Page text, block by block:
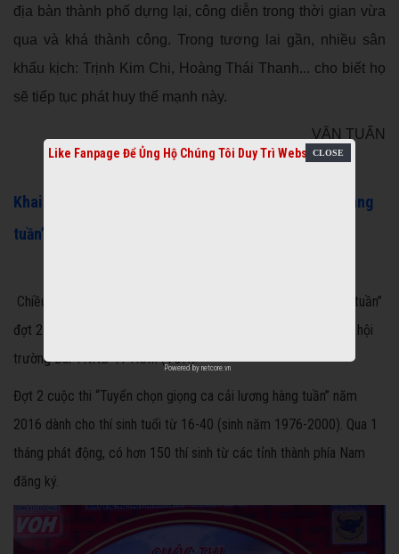
địa bàn thành phố dựng lại, công diễn trong thời gian vừa
qua và khá thành công. Trong tương lai gần, nhiều sân
khấu kịch: Trịnh Kim Chi, Hoàng Thái Thanh... cho biết họ
sẽ tiếp tục phát huy thế mạnh này.
VĂN TUẤN
Khai mạc cuộc thi "Tuyển chọn giọng ca cải lương hàng
tuần” đợt 2 năm 2016
Chiều nay 2/4, Cuộc thi “Tuyển chọn giọng ca cải lương hàng tuần”
đợt 2 năm 2016 khai mạc và thi diễn buổi Bán kết đầu tiên tại hội
trường Đài TNND TPHCM (VOH).
Đợt 2 cuộc thi “Tuyển chọn giọng ca cải lương hàng tuần” năm
2016 dành cho thí sinh tuổi từ 16-40 (sinh năm 1976-2000). Qua 1
tháng phát động, có hơn 150 thí sinh từ các tỉnh thành phía Nam
đăng ký.
Like Fanpage Để Ủng Hộ Chúng Tôi Duy Trì Website
Powered by netcore.vn